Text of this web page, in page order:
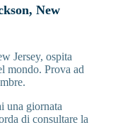
New
Jersey, ospita
mondo. Prova ad
una giornata
di consultare la